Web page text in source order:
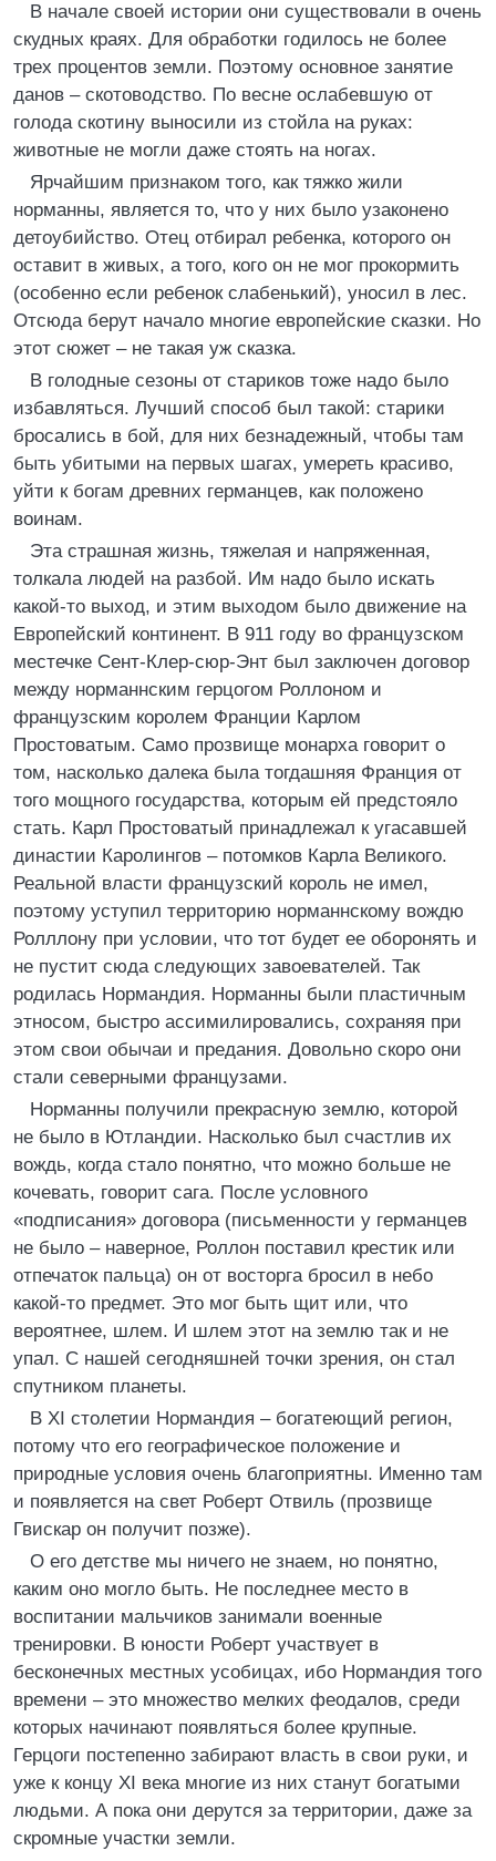
В начале своей истории они существовали в очень
скудных краях. Для обработки годилось не более
трех процентов земли. Поэтому основное занятие
данов – скотоводство. По весне ослабевшую от
голода скотину выносили из стойла на руках:
животные не могли даже стоять на ногах.
Ярчайшим признаком того, как тяжко жили
норманны, является то, что у них было узаконено
детоубийство. Отец отбирал ребенка, которого он
оставит в живых, а того, кого он не мог прокормить
(особенно если ребенок слабенький), уносил в лес.
Отсюда берут начало многие европейские сказки. Но
этот сюжет – не такая уж сказка.
В голодные сезоны от стариков тоже надо было
избавляться. Лучший способ был такой: старики
бросались в бой, для них безнадежный, чтобы там
быть убитыми на первых шагах, умереть красиво,
уйти к богам древних германцев, как положено
воинам.
Эта страшная жизнь, тяжелая и напряженная,
толкала людей на разбой. Им надо было искать
какой-то выход, и этим выходом было движение на
Европейский континент. В 911 году во французском
местечке Сент-Клер-сюр-Энт был заключен договор
между норманнским герцогом Роллоном и
французским королем Франции Карлом
Простоватым. Само прозвище монарха говорит о
том, насколько далека была тогдашняя Франция от
того мощного государства, которым ей предстояло
стать. Карл Простоватый принадлежал к угасавшей
династии Каролингов – потомков Карла Великого.
Реальной власти французский король не имел,
поэтому уступил территорию норманнскому вождю
Ролллону при условии, что тот будет ее оборонять и
не пустит сюда следующих завоевателей. Так
родилась Нормандия. Норманны были пластичным
этносом, быстро ассимилировались, сохраняя при
этом свои обычаи и предания. Довольно скоро они
стали северными французами.
Норманны получили прекрасную землю, которой
не было в Ютландии. Насколько был счастлив их
вождь, когда стало понятно, что можно больше не
кочевать, говорит сага. После условного
«подписания» договора (письменности у германцев
не было – наверное, Роллон поставил крестик или
отпечаток пальца) он от восторга бросил в небо
какой-то предмет. Это мог быть щит или, что
вероятнее, шлем. И шлем этот на землю так и не
упал. С нашей сегодняшней точки зрения, он стал
спутником планеты.
В XI столетии Нормандия – богатеющий регион,
потому что его географическое положение и
природные условия очень благоприятны. Именно там
и появляется на свет Роберт Отвиль (прозвище
Гвискар он получит позже).
О его детстве мы ничего не знаем, но понятно,
каким оно могло быть. Не последнее место в
воспитании мальчиков занимали военные
тренировки. В юности Роберт участвует в
бесконечных местных усобицах, ибо Нормандия того
времени – это множество мелких феодалов, среди
которых начинают появляться более крупные.
Герцоги постепенно забирают власть в свои руки, и
уже к концу XI века многие из них станут богатыми
людьми. А пока они дерутся за территории, даже за
скромные участки земли.